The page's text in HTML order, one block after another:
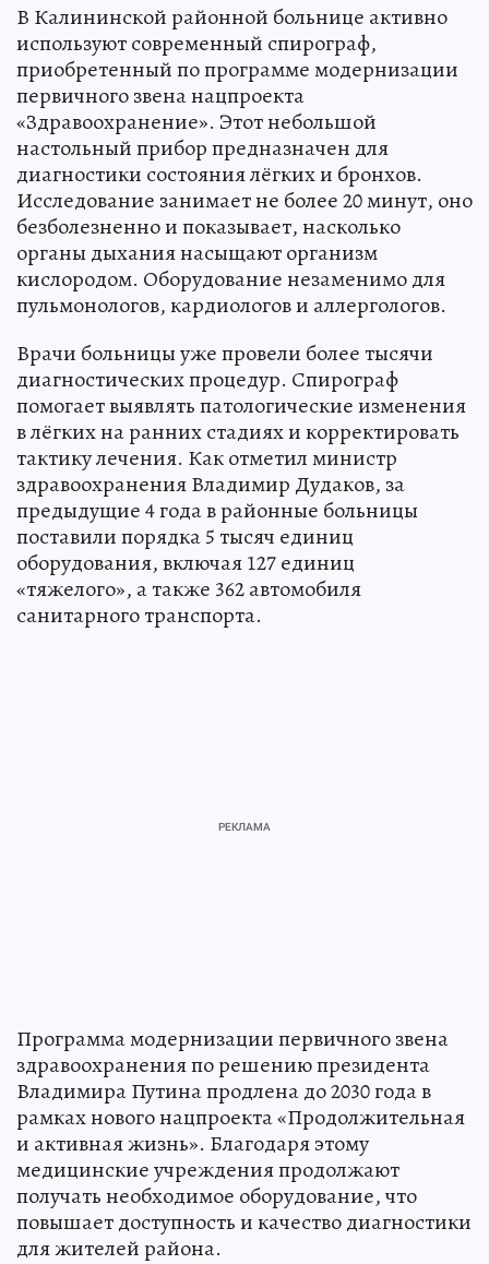
В Калининской районной больнице активно
используют современный спирограф,
приобретенный по программе модернизации
первичного звена нацпроекта
«Здравоохранение». Этот небольшой
настольный прибор предназначен для
диагностики состояния лёгких и бронхов.
Исследование занимает не более 20 минут, оно
безболезненно и показывает, насколько
органы дыхания насыщают организм
кислородом. Оборудование незаменимо для
пульмонологов, кардиологов и аллергологов.
Врачи больницы уже провели более тысячи
диагностических процедур. Спирограф
помогает выявлять патологические изменения
в лёгких на ранних стадиях и корректировать
тактику лечения. Как отметил министр
здравоохранения Владимир Дудаков, за
предыдущие 4 года в районные больницы
поставили порядка 5 тысяч единиц
оборудования, включая 127 единиц
«тяжелого», а также 362 автомобиля
санитарного транспорта.
Программа модернизации первичного звена
здравоохранения по решению президента
Владимира Путина продлена до 2030 года в
рамках нового нацпроекта «Продолжительная
и активная жизнь». Благодаря этому
медицинские учреждения продолжают
получать необходимое оборудование, что
повышает доступность и качество диагностики
для жителей района.